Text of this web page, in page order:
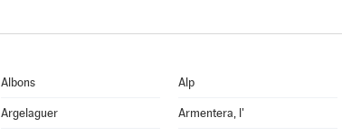
Albons Alp
Argelaguer Armentera, l'